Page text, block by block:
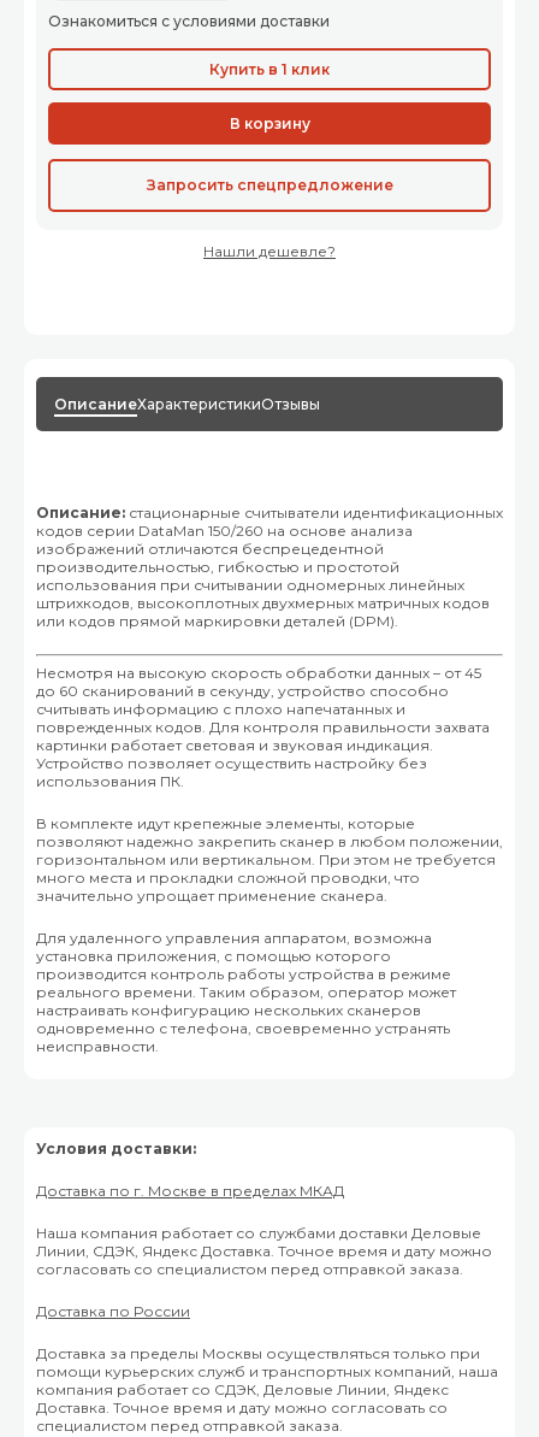
Ознакомиться с условиями доставки
Купить в 1 клик
В корзину
Запросить спецпредложение
Нашли дешевле?
ОписаниеХарактеристикиОтзывы
Описание: стационарные считыватели идентификационных
кодов серии DataMan 150/260 на основе анализа
изображений отличаются беспрецедентной
производительностью, гибкостью и простотой
использования при считывании одномерных линейных
штрихкодов, высокоплотных двухмерных матричных кодов
или кодов прямой маркировки деталей (DPM).
Несмотря на высокую скорость обработки данных – от 45
до 60 сканирований в секунду, устройство способно
считывать информацию с плохо напечатанных и
поврежденных кодов. Для контроля правильности захвата
картинки работает световая и звуковая индикация.
Устройство позволяет осуществить настройку без
использования ПК.
В комплекте идут крепежные элементы, которые
позволяют надежно закрепить сканер в любом положении,
горизонтальном или вертикальном. При этом не требуется
много места и прокладки сложной проводки, что
значительно упрощает применение сканера.
Для удаленного управления аппаратом, возможна
установка приложения, с помощью которого
производится контроль работы устройства в режиме
реального времени. Таким образом, оператор может
настраивать конфигурацию нескольких сканеров
одновременно с телефона, своевременно устранять
неисправности.
Условия доставки:
Доставка по г. Москве в пределах МКАД
Наша компания работает со службами доставки Деловые
Линии, СДЭК, Яндекс Доставка. Точное время и дату можно
согласовать со специалистом перед отправкой заказа.
Доставка по России
Доставка за пределы Москвы осуществляться только при
помощи курьерских служб и транспортных компаний, наша
компания работает со СДЭК, Деловые Линии, Яндекс
Доставка. Точное время и дату можно согласовать со
специалистом перед отправкой заказа.